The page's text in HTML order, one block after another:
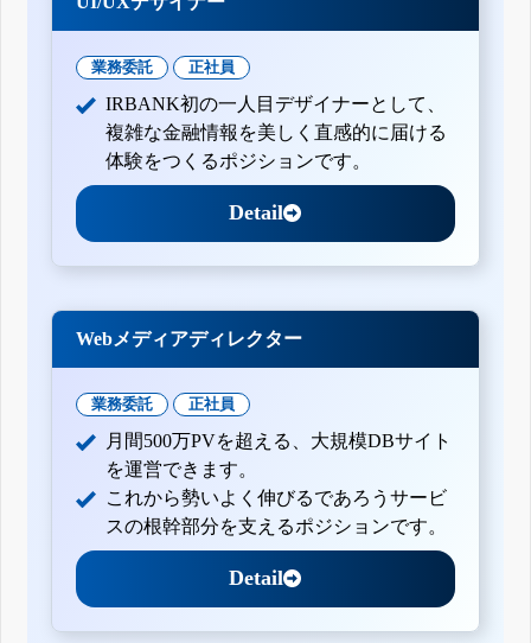
業務委託 正社員
IRBANK初の一人目デザイナーとして、
複雑な金融情報を美しく直感的に届ける
体験をつくるポジションです。
Detail
Webメディアディレクター
業務委託 正社員
月間500万PVを超える、大規模DBサイト
を運営できます。
これから勢いよく伸びるであろうサービ
スの根幹部分を支えるポジションです。
Detail